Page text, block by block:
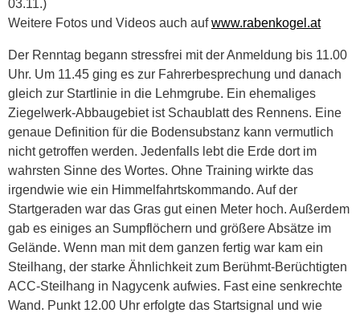
03.11.)
Weitere Fotos und Videos auch aufwww.rabenkogel.at
Der Renntag begann stressfrei mit der Anmeldung bis 11.00
Uhr. Um 11.45 ging es zur Fahrerbesprechung und danach
gleich zur Startlinie in die Lehmgrube. Ein ehemaliges
Ziegelwerk-Abbaugebiet ist Schaublatt des Rennens. Eine
genaue Definition für die Bodensubstanz kann vermutlich
nicht getroffen werden. Jedenfalls lebt die Erde dort im
wahrsten Sinne des Wortes. Ohne Training wirkte das
irgendwie wie ein Himmelfahrtskommando. Auf der
Startgeraden war das Gras gut einen Meter hoch. Außerdem
gab es einiges an Sumpflöchern und größere Absätze im
Gelände. Wenn man mit dem ganzen fertig war kam ein
Steilhang, der starke Ähnlichkeit zum Berühmt-Berüchtigten
ACC-Steilhang in Nagycenk aufwies. Fast eine senkrechte
Wand. Punkt 12.00 Uhr erfolgte das Startsignal und wie